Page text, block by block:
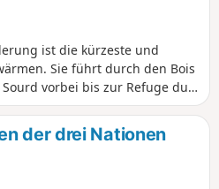
ist die kürzeste und
Sie führt durch den Bois
vorbei bis zur Refuge du
ist dennoch beträchtlich.
der drei Nationen